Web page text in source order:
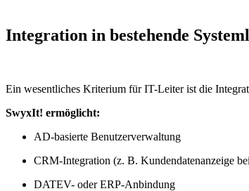
Integration in bestehende
Ein wesentliches Kriterium für IT-Leiter ist die
SwyxIt! ermöglicht:
AD-basierte Benutzerverwaltung
CRM-Integration (z. B. Kundendatenanzeige
DATEV- oder ERP-Anbindung